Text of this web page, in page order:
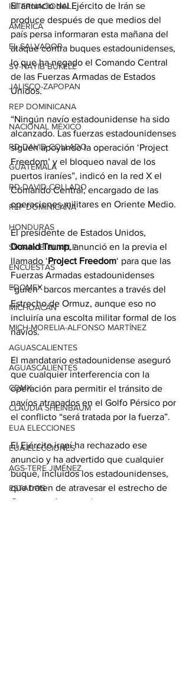
INTERNACIONAL
AMÉRICA
EL SALVADOR
SV-NAYIB BUKELE
JALISCO-ZAPOPAN
REP DOMINICANA
NACIONAL MÉXICO
RD-DAVID COLLADO
GUATEMALA
RD-DAVID COLLADO
REP DOMINICANA
HONDURAS
SV-NAYIB BUKELE
ENCUESTAS
EDOMEX
MICHOACÁN
MICH-MORELIA-ALFONSO MARTÍNEZ
AGUASCALIENTES
AGUASCALIENTES
CDMX
CLAUDIA SHEINBAUM
EUA ELECCIONES
EUA ELECCIONES
AGS-TERE JIMÉNEZ
ESTADOS
El anuncio del Ejército de Irán se
produce después de que medios del
país persa informaran esta mañana del
ataque contra buques estadounidenses,
lo que ha negado el Comando Central
de las Fuerzas Armadas de Estados
Unidos.
“Ningún navío estadounidense ha sido
alcanzado. Las fuerzas estadounidenses
siguen apoyando la operación ‘Project
Freedom’ y el bloqueo naval de los
puertos iraníes”, indicó en la red X el
Comando Central, encargado de las
operaciones militares en Oriente Medio.
El presidente de Estados Unidos,
Donald Trump, anunció en la previa el
llamado ‘Project Freedom‘ para que las
Fuerzas Armadas estadounidenses
“guíen” barcos mercantes a través del
Estrecho de Ormuz, aunque eso no
incluiría una escolta militar formal de los
navíos.
El mandatario estadounidense aseguró
que cualquier interferencia con la
operación para permitir el tránsito de
navíos atrapados en el Golfo Pérsico por
el conflicto “será tratada por la fuerza”.
El Ejército iraní ha rechazado ese
anuncio y ha advertido que cualquier
buque, incluidos los estadounidenses,
que traten de atravesar el estrecho de
Ormuz serán atacados.